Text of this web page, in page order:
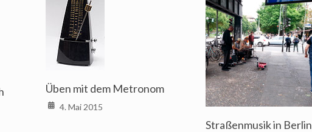
Üben mit dem Metronom
4. Mai 2015
Straßenmusik in Berlin